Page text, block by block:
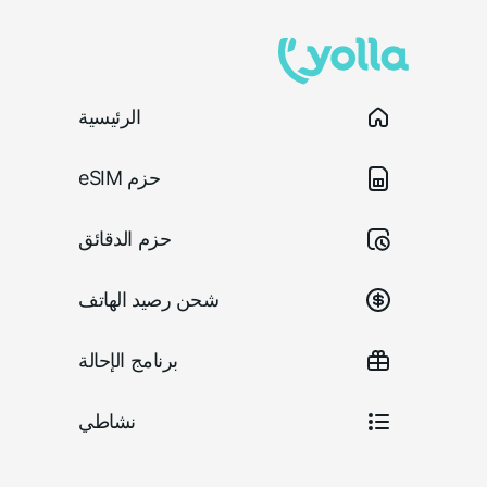
الرئيسية
حزم eSIM
حزم الدقائق
شحن رصيد الهاتف
برنامج الإحالة
نشاطي